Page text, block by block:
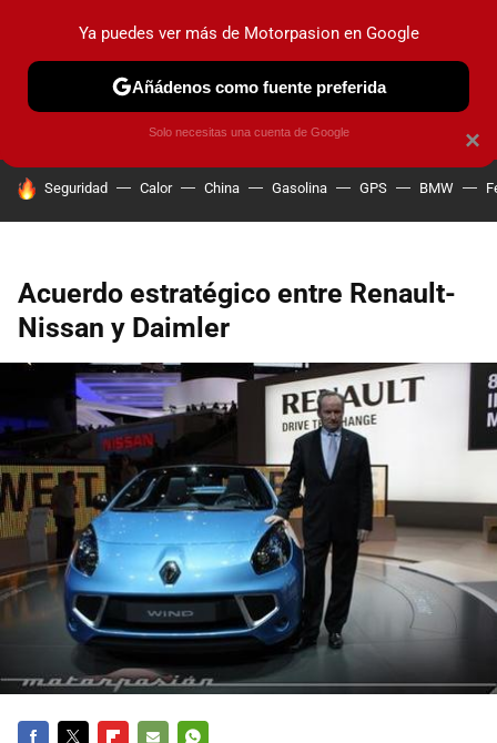
PRUEBAS COCHES ELÉCTRICOS OBSERVATORIO
HOY SE HABLA DE
Seguridad Calor China Gasolina GPS BMW
Acuerdo estratégico entre Renault-
Nissan y Daimler
×
Ya puedes ver más de Motorpasion en Google
Añádenos como fuente preferida
Solo necesitas una cuenta de Google